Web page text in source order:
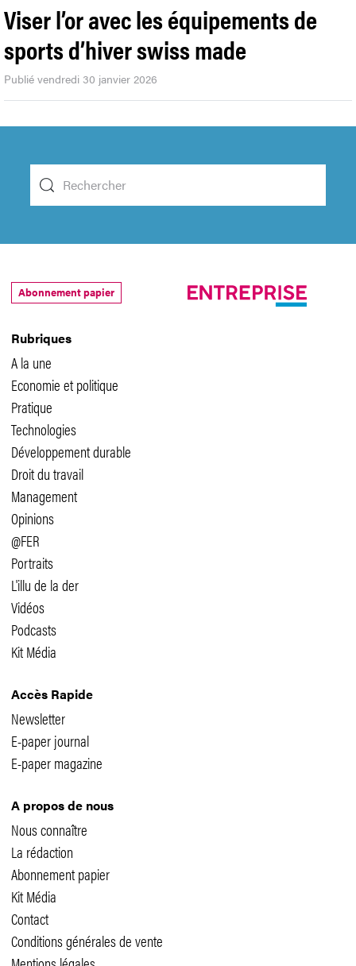
Viser l’or avec les équipements de
sports d’hiver swiss made
Publié vendredi 30 janvier 2026
Rubriques
A la une
Economie et politique
Pratique
Technologies
Développement durable
Droit du travail
Management
Opinions
@FER
Portraits
L'illu de la der
Vidéos
Podcasts
Kit Média
Accès Rapide
Newsletter
E-paper journal
E-paper magazine
A propos de nous
Nous connaître
La rédaction
Abonnement papier
Kit Média
Contact
Conditions générales de vente
Abonnement papier